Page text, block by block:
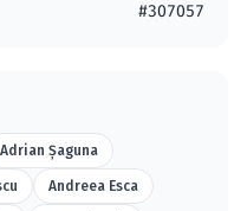
#307057
Adrian Șaguna
Andreea Esca